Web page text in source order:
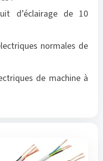
d’éclairage de 10
normales de
de machine à